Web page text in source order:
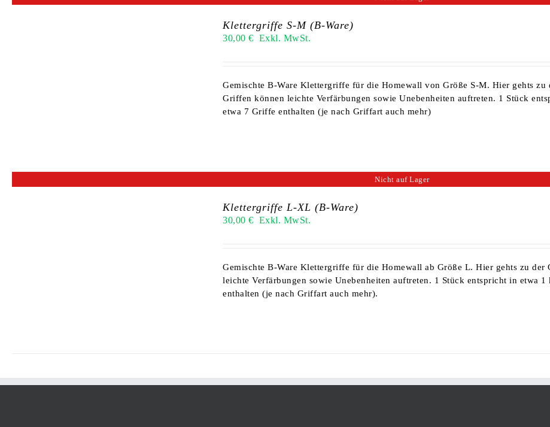
Klettergriffe S-M (B-Ware)
30,00€ Exkl. MwSt.
Gemischte B-Ware Klettergriffe für die Homewall von Größe S-M. Hier gehts zu
Griffen können leichte Verfärbungen sowie Unebenheiten auftreten. 1 Stück
etwa 7 Griffe enthalten (je nach Griffart auch mehr)
Nicht auf Lager
Klettergriffe L-XL (B-Ware)
30,00€ Exkl. MwSt.
Gemischte B-Ware Klettergriffe für die Homewall ab Größe L.Hier gehts zu der
leichte Verfärbungen sowie Unebenheiten auftreten. 1 Stück entspricht in etwa
enthalten (je nach Griffart auch mehr).